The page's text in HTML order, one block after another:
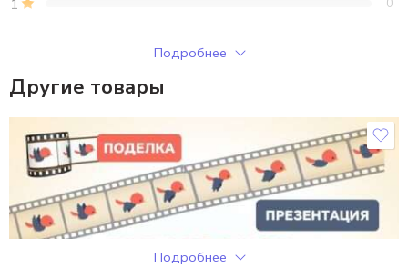
1 0
Только зарегистрированные клиенты, купившие этот товар,
могут публиковать отзывы.
Отзывы
Отзывов пока нет.
Подробнее
Другие товары
Подробнее